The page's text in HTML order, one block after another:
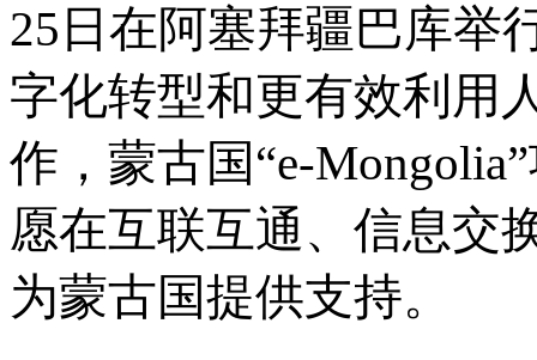
25日在阿塞拜疆巴库举
字化转型和更有效利用
作，蒙古国“e-
愿在互联互通、信息交
为蒙古国提供支持。